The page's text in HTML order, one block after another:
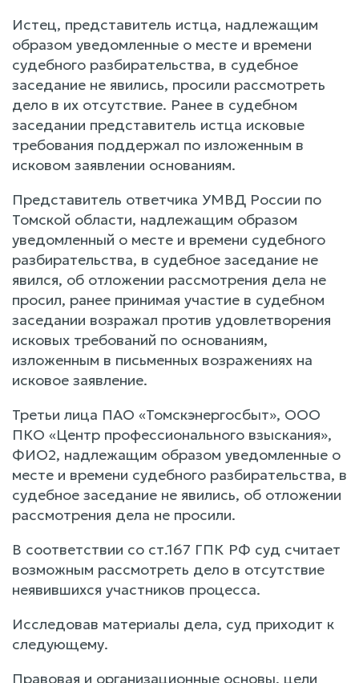
Истец, представитель истца, надлежащим
образом уведомленные о месте и времени
судебного разбирательства, в судебное
заседание не явились, просили рассмотреть
дело в их отсутствие. Ранее в судебном
заседании представитель истца исковые
требования поддержал по изложенным в
исковом заявлении основаниям.
Представитель ответчика УМВД России по
Томской области, надлежащим образом
уведомленный о месте и времени судебного
разбирательства, в судебное заседание не
явился, об отложении рассмотрения дела не
просил, ранее принимая участие в судебном
заседании возражал против удовлетворения
исковых требований по основаниям,
изложенным в письменных возражениях на
исковое заявление.
Третьи лица ПАО «Томскэнергосбыт», ООО
ПКО «Центр профессионального взыскания»,
ФИО2, надлежащим образом уведомленные о
месте и времени судебного разбирательства, в
судебное заседание не явились, об отложении
рассмотрения дела не просили.
В соответствии со ст.167 ГПК РФ суд считает
возможным рассмотреть дело в отсутствие
неявившихся участников процесса.
Исследовав материалы дела, суд приходит к
следующему.
Правовая и организационные основы, цели